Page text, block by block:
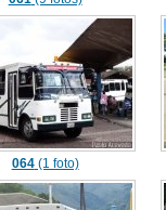
064(1 foto)